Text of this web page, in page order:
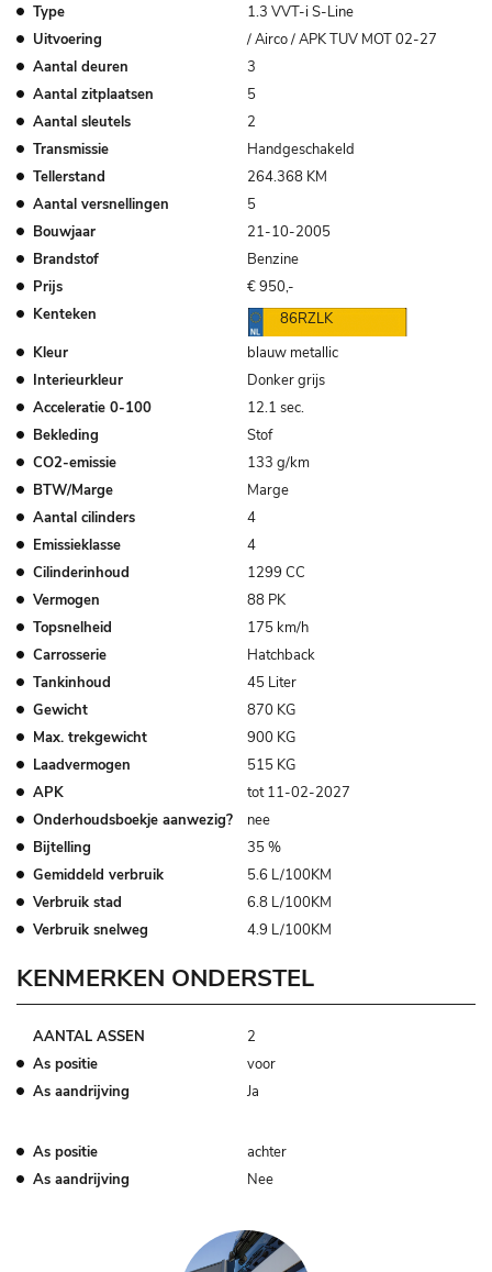
Type
1.3 VVT-i S-Line
Uitvoering
/ Airco / APK TUV MOT 02-27
Aantal deuren
3
Aantal zitplaatsen
5
Aantal sleutels
2
Transmissie
Handgeschakeld
Tellerstand
264.368 KM
Aantal versnellingen
5
Bouwjaar
21-10-2005
Brandstof
Benzine
Prijs
€ 950,-
Kenteken
86RZLK
Kleur
blauw metallic
Interieurkleur
Donker grijs
Acceleratie 0-100
12.1 sec.
Bekleding
Stof
CO2-emissie
133 g/km
BTW/Marge
Marge
Aantal cilinders
4
Emissieklasse
4
Cilinderinhoud
1299 CC
Vermogen
88 PK
Topsnelheid
175 km/h
Carrosserie
Hatchback
Tankinhoud
45 Liter
Gewicht
870 KG
Max. trekgewicht
900 KG
Laadvermogen
515 KG
APK
tot 11-02-2027
Onderhoudsboekje aanwezig?
nee
Bijtelling
35 %
Gemiddeld verbruik
5.6 L/100KM
Verbruik stad
6.8 L/100KM
Verbruik snelweg
4.9 L/100KM
KENMERKEN ONDERSTEL
AANTAL ASSEN
2
As positie
voor
As aandrijving
Ja
As positie
achter
As aandrijving
Nee